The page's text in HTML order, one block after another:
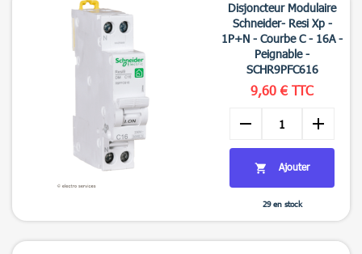

Disjoncteur Modulaire
Schneider- Resi Xp -
1P+N - Courbe C - 16A -
Peignable -
SCHR9PFC616
9,60 € TTC
remove add
 Ajouter
29 en stock